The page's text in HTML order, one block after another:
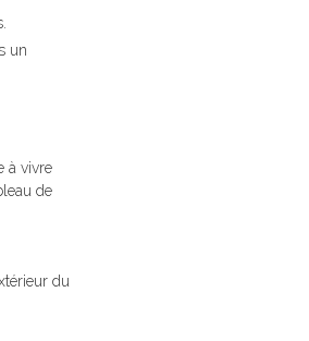
un
à vivre
de
du